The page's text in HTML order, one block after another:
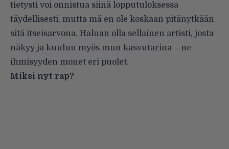
tietysti voi onnistua siinä lopputuloksessa
täydellisesti, mutta mä en ole koskaan pitänytkään
sitä itseisarvona. Haluan olla sellainen artisti, josta
näkyy ja kuuluu myös mun kasvutarina – ne
ihmisyyden monet eri puolet.
Miksi nyt rap?